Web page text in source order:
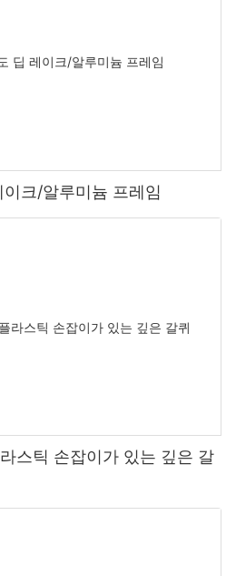
크/알루미늄 프레임
스틱 손잡이가 있는 깊은 갈